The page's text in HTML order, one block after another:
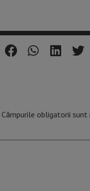
Câmpurile obligatorii sunt